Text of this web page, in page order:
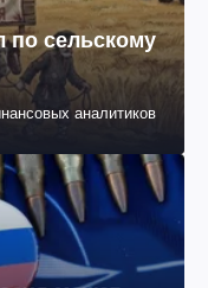
по сельскому
аналитиков